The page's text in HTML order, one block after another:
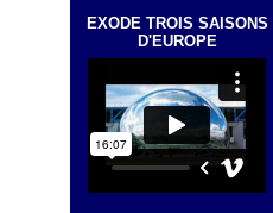
EXODE TROIS SAISONS
D'EUROPE